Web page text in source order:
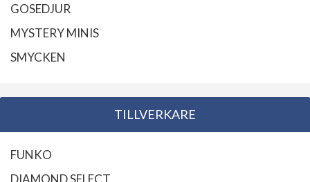
GOSEDJUR
MYSTERY MINIS
SMYCKEN
TILLVERKARE
FUNKO
DIAMOND SELECT